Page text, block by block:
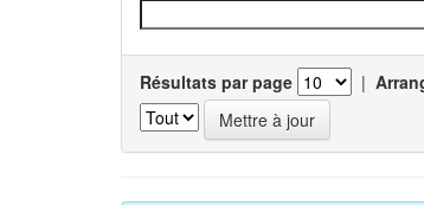
Résultats par page |